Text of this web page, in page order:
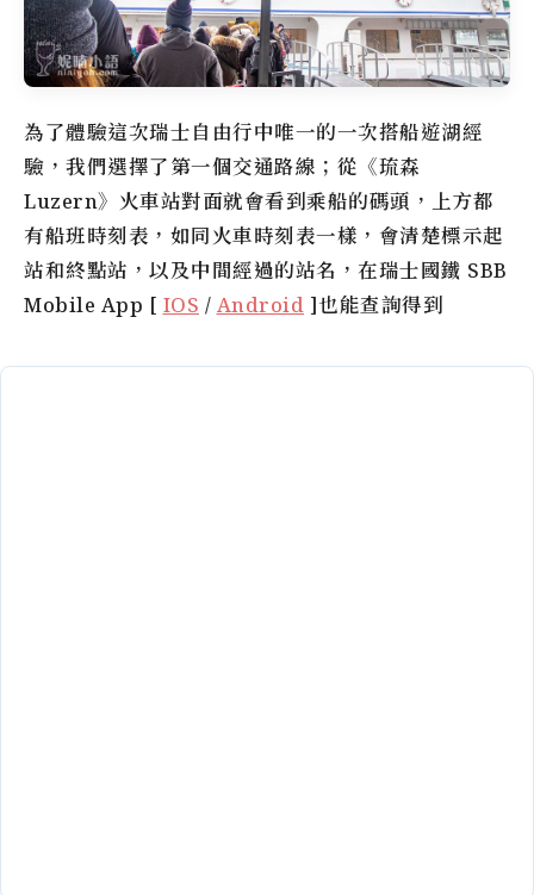
為了體驗這次瑞士自由行中唯一的一次搭船遊湖經
驗，我們選擇了第一個交通路線；從《琉森
Luzern》火車站對面就會看到乘船的碼頭，上方都
有船班時刻表，如同火車時刻表一樣，會清楚標示起
站和終點站，以及中間經過的站名，在瑞士國鐵 SBB
Mobile App [ IOS / Android ]也能查詢得到